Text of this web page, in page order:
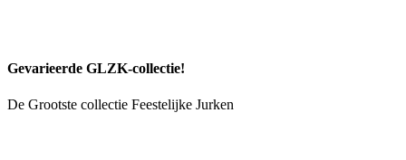
Gevarieerde GLZK-collectie!
De Grootste collectie Feestelijke Jurken